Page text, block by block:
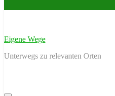
Eigene Wege
Unterwegs zu relevanten Orten